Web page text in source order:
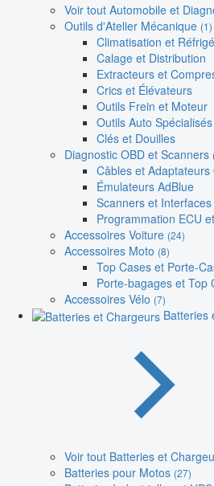
Voir tout Automobile et
Outils d'Atelier Mécanique (1)
Climatisation et
Calage et Distribution
Extracteurs et
Crics et Élévateurs
Outils Frein et Moteur
Outils Auto Spécialisés
Clés et Douilles
Diagnostic OBD et Scanners
Câbles et Adaptateurs
Émulateurs AdBlue
Scanners et
Programmation ECU
Accessoires Voiture (24)
Accessoires Moto (8)
Top Cases et Porte-
Porte-bagages et Top
Accessoires Vélo (7)
Batteries
Voir tout Batteries et
Batteries pour Motos (27)